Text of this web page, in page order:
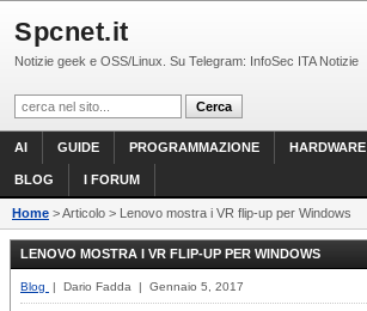
Spcnet.it
Notizie geek e OSS/Linux. Su Telegram: InfoSec ITA Notizie
AI GUIDE PROGRAMMAZIONE HARDWARE
BLOG I FORUM
Home > Articolo > Lenovo mostra i VR flip-up per Windows
LENOVO MOSTRA I VR FLIP-UP PER WINDOWS
Blog | Dario Fadda | Gennaio 5, 2017